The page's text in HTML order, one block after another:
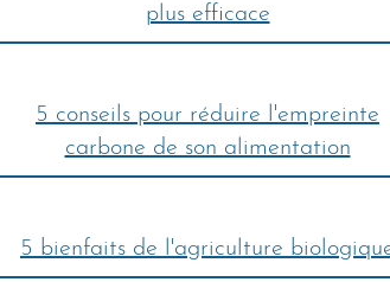
plus efficace
5 conseils pour réduire l'empreinte
carbone de son alimentation
5 bienfaits de l'agriculture